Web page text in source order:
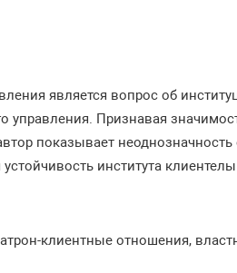
является вопрос об
управления. Признавая
показывает неоднозначность
института
клиентные отношения,